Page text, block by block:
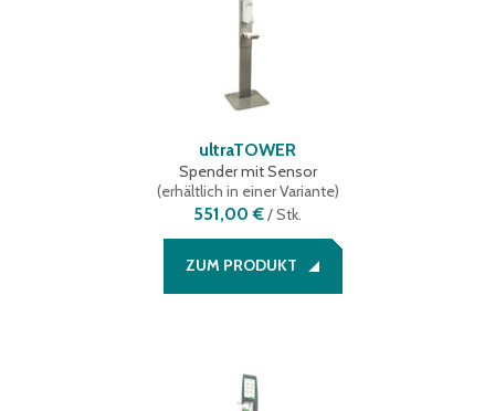
ultraTOWER
Spender mit Sensor
(erhältlich in einer Variante)
551,00 €/Stk.
ZUM PRODUKT